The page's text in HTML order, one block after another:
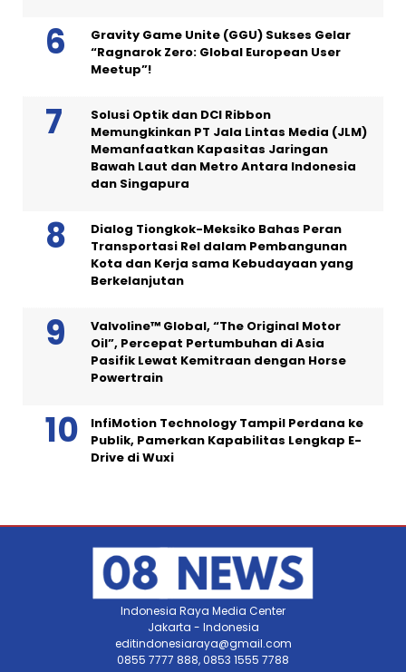
Gravity Game Unite (GGU) Sukses Gelar
“Ragnarok Zero: Global European User
Meetup”!
Solusi Optik dan DCI Ribbon
Memungkinkan PT Jala Lintas Media (JLM)
Memanfaatkan Kapasitas Jaringan
Bawah Laut dan Metro Antara Indonesia
dan Singapura
Dialog Tiongkok-Meksiko Bahas Peran
Transportasi Rel dalam Pembangunan
Kota dan Kerja sama Kebudayaan yang
Berkelanjutan
Valvoline™ Global, “The Original Motor
Oil”, Percepat Pertumbuhan di Asia
Pasifik Lewat Kemitraan dengan Horse
Powertrain
InfiMotion Technology Tampil Perdana ke
Publik, Pamerkan Kapabilitas Lengkap E-
Drive di Wuxi
Indonesia Raya Media Center
Jakarta - Indonesia
editindonesiaraya@gmail.com
0855 7777 888, 0853 1555 7788